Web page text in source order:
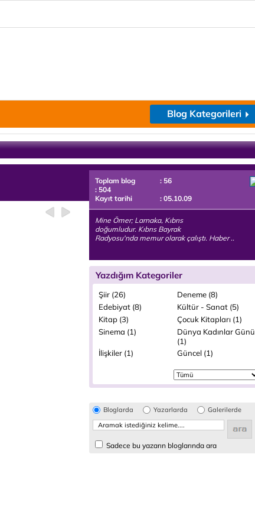
Blog Kategorileri
Toplam blog
: 56
: 504
Kayıt tarihi
: 05.10.09
Mine Ömer; Larnaka, Kıbrıs
doğumludur. Kıbrıs Bayrak
Radyosu'nda memur olarak çalıştı. Haber ..
Yazdığım Kategoriler
Şiir (26)
Deneme (8)
Edebiyat (8)
Kültür - Sanat (5)
Kitap (3)
Çocuk Kitapları (1)
Sinema (1)
Dünya Kadınlar Günü
(1)
İlişkiler (1) Güncel (1)
Bloglarda Yazarlarda Galerilerde
Sadece bu yazarın bloglarında ara